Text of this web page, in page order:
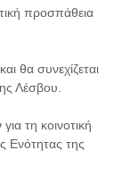
προσπάθεια
θα συνεχίζεται
Λέσβου.
τη κοινοτική
Ενότητας της